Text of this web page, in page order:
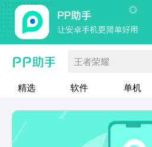
王者荣耀
精选 软件 单机